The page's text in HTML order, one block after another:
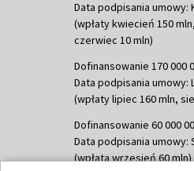
Data podpisania umowy:
(wpłaty kwiecień 150
czerwiec 10 mln)
Dofinansowanie 170 000
Data podpisania umowy:
(wpłaty lipiec 160 mln,
Dofinansowanie 60 000
Data podpisania umowy:
(wpłata wrzesień 60 mln)